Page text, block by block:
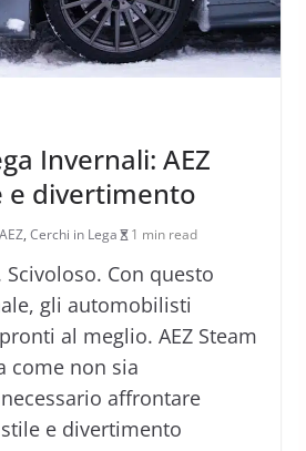
Invernali: AEZ
e divertimento
AEZ, Cerchi in Lega 1 min read
Con questo
gli automobilisti
al meglio. AEZ Steam
come non sia
affrontare
stile e divertimento